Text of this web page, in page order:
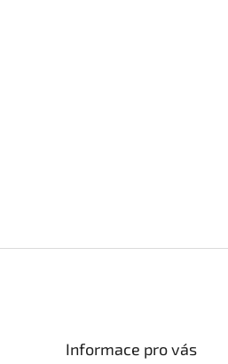
Informace pro vás